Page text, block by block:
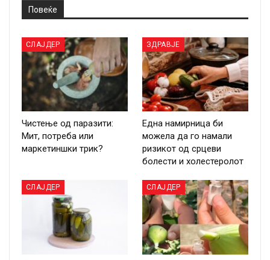
Повеќе
СЛАЈДЕР
Чистење од паразити:
Мит, потреба или
маркетиншки трик?
ЗДРАВЈЕ
Една намирница би
можела да го намали
ризикот од срцеви
болести и холестеролот
СЛАЈДЕР СЛАЈДЕР